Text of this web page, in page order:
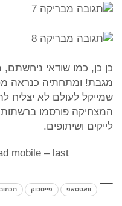
כן כן, כמו שודאי
מגבת! ומתחתיה כנראה
שמייקל לעולם לא יצליח
המצחיקה פורסמו ברשתות
לייקים ושיתופים.
וואטסאפ פייסבוק